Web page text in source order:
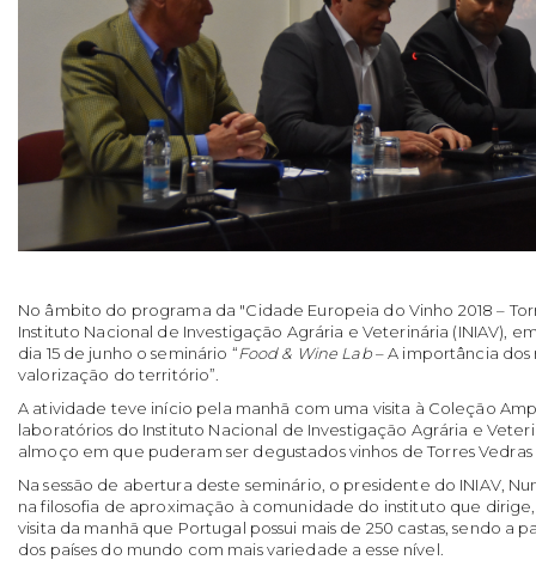
No âmbito do programa da "Cidade Europeia do Vinho 2018 –
Instituto Nacional de Investigação Agrária e Veterinária (INIAV),
dia 15 de junho o seminário “Food & Wine Lab– A importância dos
valorização do território”.
A atividade teve início pela manhã com uma visita à Coleção
laboratórios do Instituto Nacional de Investigação Agrária e
almoço em que puderam ser degustados vinhos de Torres
Na sessão de abertura deste seminário, o presidente do INIAV,
na filosofia de aproximação à comunidade do instituto que
visita da manhã que Portugal possui mais de 250 castas, sendo a
dos países do mundo com mais variedade a esse nível.